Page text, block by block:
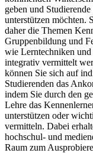
geben und
unterstützen möchten.
daher die Themen
Gruppenbildung und
wie Lerntechniken und
integrativ vermittelt
können Sie sich auf
Studierenden das
indem Sie durch den
Lehre das
unterstützen oder
vermitteln. Dabei
hochschul- und
Raum zum